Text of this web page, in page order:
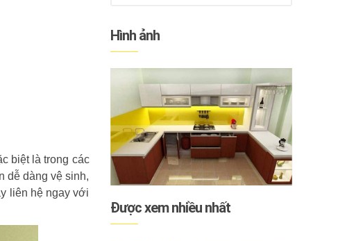
biệt là trong các
dễ dàng vệ sinh,
liên hệ ngay với
Hình ảnh
Được xem nhiều nhất